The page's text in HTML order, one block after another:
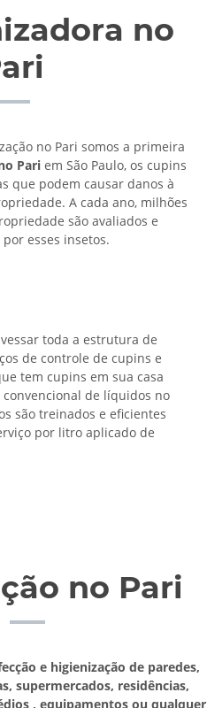
no
no Pari somos a primeira
Pari em São Paulo, os cupins
que podem causar danos à
A cada ano, milhões
são avaliados e
esses insetos.
toda a estrutura de
de controle de cupins e
tem cupins em sua casa
de líquidos no
são treinados e eficientes
por litro aplicado de
no Pari
e higienização de paredes,
supermercados, residências,
, equipamentos ou qualquer